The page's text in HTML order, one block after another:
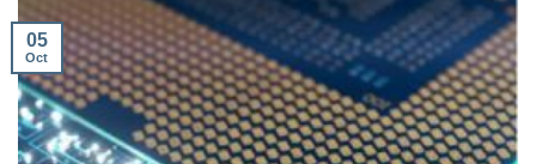
05
Oct